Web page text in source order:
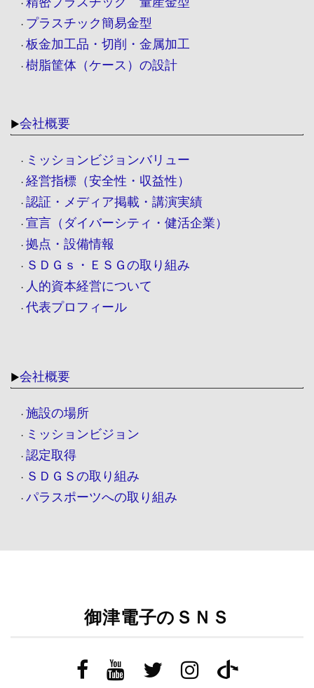
・
・ プラスチック簡易金型
・ 板金加工品・切削・金属加工
・ 樹脂筐体（ケース）の設計
▶会社概要
・ ミッションビジョンバリュー
・ 経営指標（安全性・収益性）
・ 認証・メディア掲載・講演実績
・ 宣言（ダイバーシティ・健活企業）
・ 拠点・設備情報
・ ＳＤＧｓ・ＥＳＧの取り組み
・ 人的資本経営について
・ 代表プロフィール
▶会社概要
・ 施設の場所
・ ミッションビジョン
・ 認定取得
・ ＳＤＧＳの取り組み
・ パラスポーツへの取り組み
御津電子のＳＮＳ